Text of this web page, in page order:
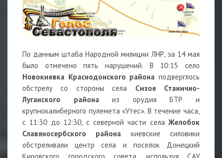
По данным штаба Народной милиции ЛНР, за 14 мая
было отмечено пять нарушений. В 10:15 село
Новокиевка Краснодонского района подверглось
обстрелу со стороны села Сизое Станично-
Луганского районаиз орудия БТР и
крупнокалиберного пулемета «Утес». В течение часа,
с 11:30 до 12:30, с северной части селаЖелобок
Славяносербского района киевские силовики
обстреливали центр села и поселок Донецкий